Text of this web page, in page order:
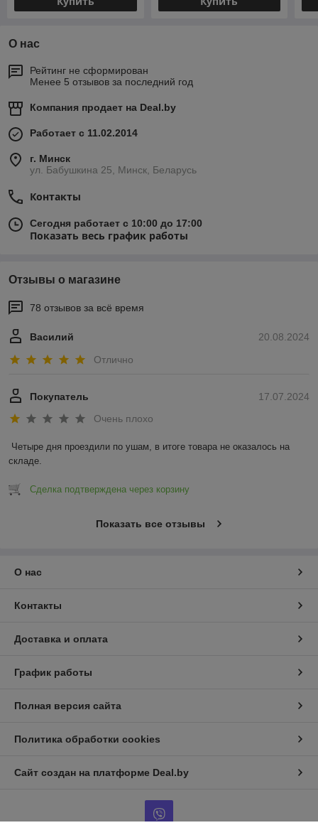
О нас
Рейтинг не сформирован
Менее 5 отзывов за последний год
Компания продает на Deal.by
Работает с 11.02.2014
г. Минск
ул. Бабушкина 25, Минск, Беларусь
Контакты
Сегодня работает с 10:00 до 17:00
Показать весь график работы
Отзывы о магазине
78 отзывов за всё время
20.08.2024
Василий
Отлично
17.07.2024
Покупатель
Очень плохо
Четыре дня проездили по ушам, в итоге товара не оказалось на
складе.
Сделка подтверждена через корзину
Показать все отзывы
О нас
Контакты
Доставка и оплата
График работы
Полная версия сайта
Политика обработки cookies
Сайт создан на платформе Deal.by